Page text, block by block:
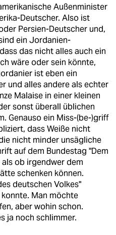
Außenminister
Deutscher. Also ist
Persien-Deutscher und,
ein Jordanien-
das nicht alles auch ein
wäre oder sein könnte,
ist eben ein
und alles andere als echter
Malaise in einer kleinen
sonst überall üblichen
Genauso ein Miss-(be-)griff
dass Weiße nicht
nicht minder unsägliche
auf dem Bundestag "Dem
ob irgendwer dem
schenken können.
deutschen Volkes"
Man möchte
aber wohin schon.
ja noch schlimmer.